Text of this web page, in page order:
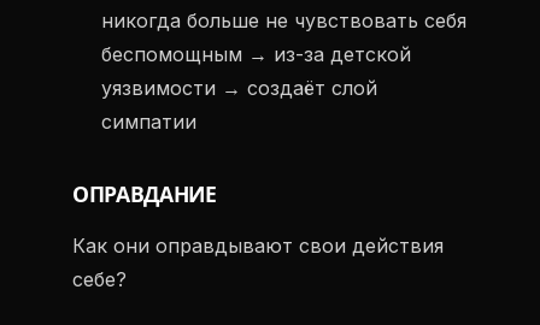
никогда больше не чувствовать себя
беспомощным → из-за детской
уязвимости → создаёт слой
симпатии
ОПРАВДАНИЕ
Как они оправдывают свои действия
себе?